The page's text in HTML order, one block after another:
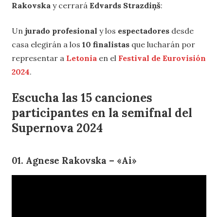
Rakovska y cerrará Edvards Strazdiņš:
Un jurado profesional y los espectadores desde
casa elegirán a los 10 finalistas que lucharán por
representar a Letonia en el Festival de Eurovisión
2024.
Escucha las 15 canciones
participantes en la semifnal del
Supernova 2024
01. Agnese Rakovska – «Ai»